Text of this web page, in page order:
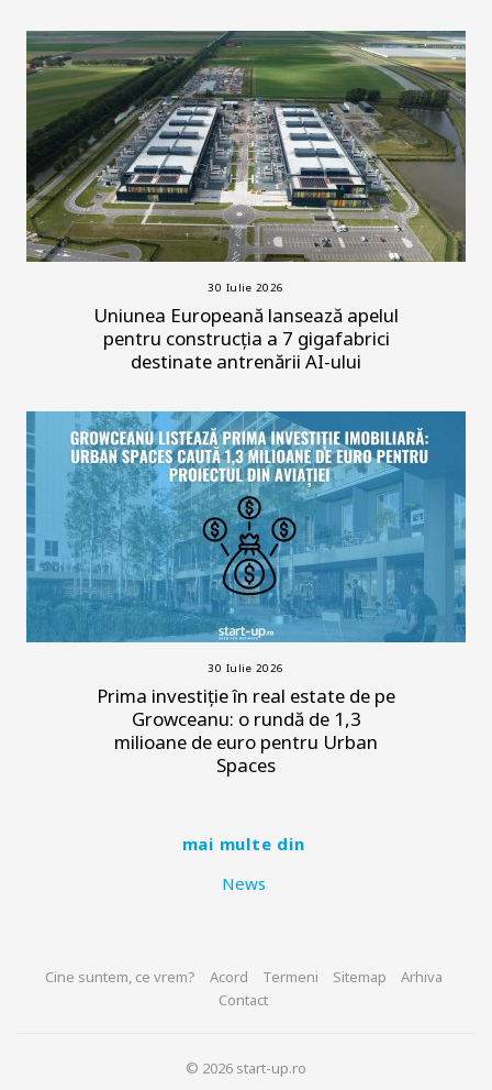
30 Iulie 2026
Uniunea Europeană lansează apelul
pentru construcția a 7 gigafabrici
destinate antrenării AI-ului
30 Iulie 2026
Prima investiție în real estate de pe
Growceanu: o rundă de 1,3
milioane de euro pentru Urban
Spaces
mai multe din
News
Cine suntem, ce vrem? Acord Termeni Sitemap
Arhiva
Contact
© 2026 start-up.ro